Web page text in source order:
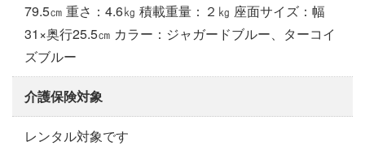
79.5㎝ 重さ：4.6㎏ 積載重量：２㎏ 座面サイズ：幅
31×奥行25.5㎝ カラー：ジャガードブルー、ターコイ
ズブルー
介護保険対象
レンタル対象です